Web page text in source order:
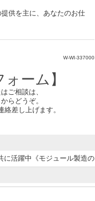
供を主に、あなたのお仕
W-WI-337000
ーム】
ご相談は、
らどうぞ。
差し上げます。
に活躍中《モジュール製造